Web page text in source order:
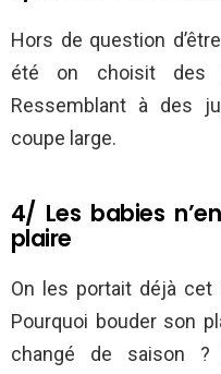
Hors de question
été on choisit des
Ressemblant à des
coupe large.
4/ Les babies
plaire
On les portait déjà
Pourquoi bouder son
changé de saison ?